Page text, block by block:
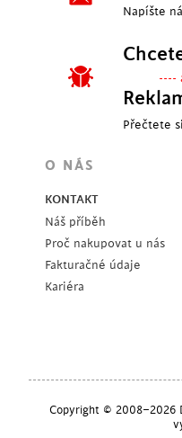
Napíšte
----
Přečtete si
O NÁS
KONTAKT
Náš příběh
Proč nakupovat u nás
Fakturačné údaje
Kariéra
Copyright © 2008–2026